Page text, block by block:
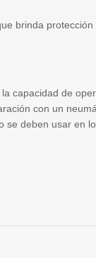
brinda
capacidad de
con un
deben usar en